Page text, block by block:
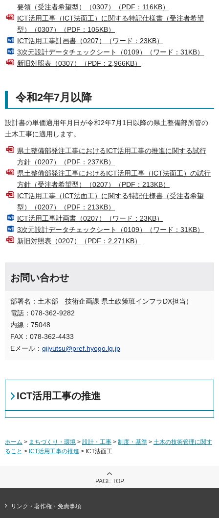
要領（受注者希望型）（0307）（PDF：116KB）
ICT活用工事（ICT法面工）に関する特記仕様書（受注者希望
型）（0307）（PDF：105KB）
ICT活用工事計画書（0207）（ワード：23KB）
3次元設計データチェックシート（0109）（ワード：31KB）
新旧対照表（0307）（PDF：2,966KB）
令和2年7月以降
設計書の単価適用年月日が令和2年7月1日以降の県土整備部所管の
土木工事に適用します。
県土整備部発注工事におけるICT活用工事の推進に関する試行
方針（0207）（PDF：237KB）
県土整備部発注工事におけるICT活用工事（ICT法面工）の試行
方針（受注者希望型）（0207）（PDF：213KB）
ICT活用工事（ICT法面工）に関する特記仕様書（受注者希望
型）（0207）（PDF：213KB）
ICT活用工事計画書（0207）（ワード：23KB）
3次元設計データチェックシート（0109）（ワード：31KB）
新旧対照表（0207）（PDF：2,271KB）
お問い合わせ
部署名：土木部 技術企画課 県土政策班インフラDX担当）
電話：078-362-9282
内線：75048
FAX：078-362-4433
Eメール： gijyutsu@pref.hyogo.lg.jp
ICT活用工事の推進
ホーム > まちづくり・環境 > 設計・工事 > 制度・基準 > 土木の技術管理に関す
ること > ICT活用工事の推進 > ICT法面工
PAGE TOP
リンク・著作権・免責事項